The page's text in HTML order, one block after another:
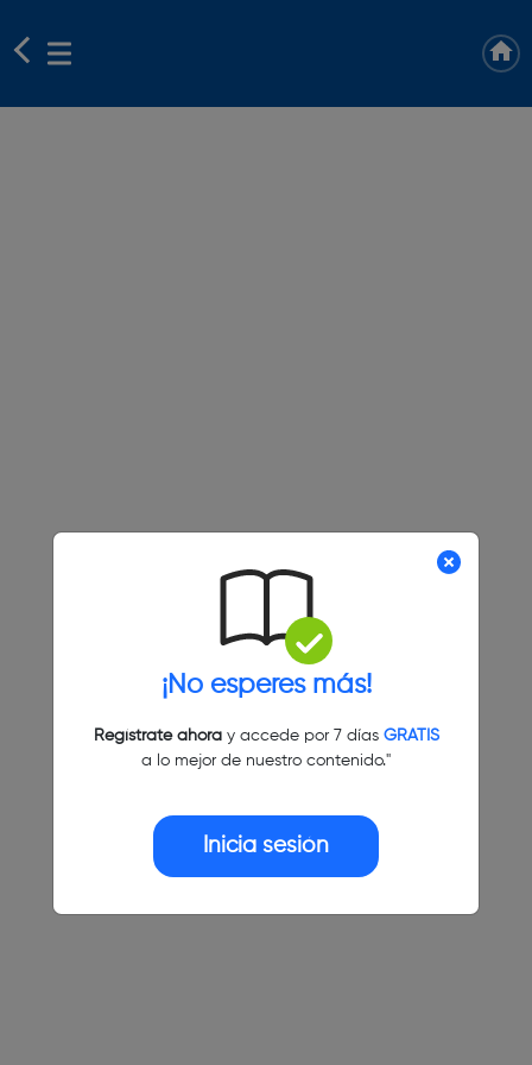
¡No esperes más!
Regístrate ahoray accede por 7 días GRATIS
a lo mejor de nuestro contenido."
Inicia sesión